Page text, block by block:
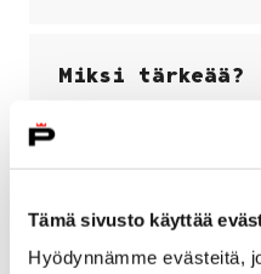
Tämä sivusto käyttää
Hyödynnämme evästeitä,
Miksi tärkeää?